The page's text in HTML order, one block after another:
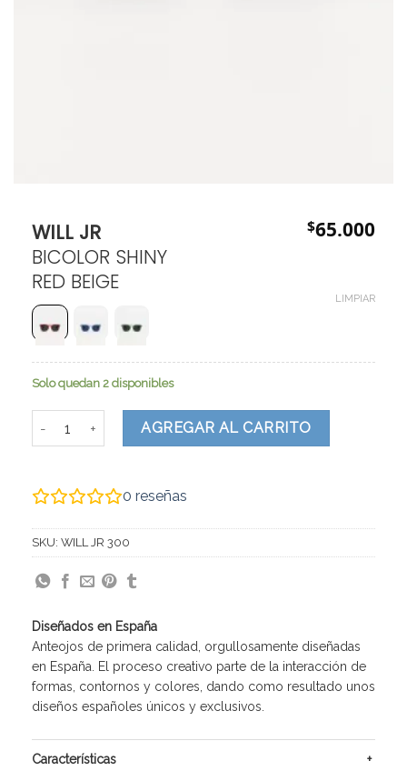
WILL JR
BICOLOR SHINY
RED BEIGE
$65.000
LIMPIAR
Solo quedan 2 disponibles
AGREGAR AL CARRITO
0 reseñas
SKU: WILL JR 300
Diseñados en España
Anteojos de primera calidad, orgullosamente diseñadas
en España. El proceso creativo parte de la interacción de
formas, contornos y colores, dando como resultado unos
diseños españoles únicos y exclusivos.
Características